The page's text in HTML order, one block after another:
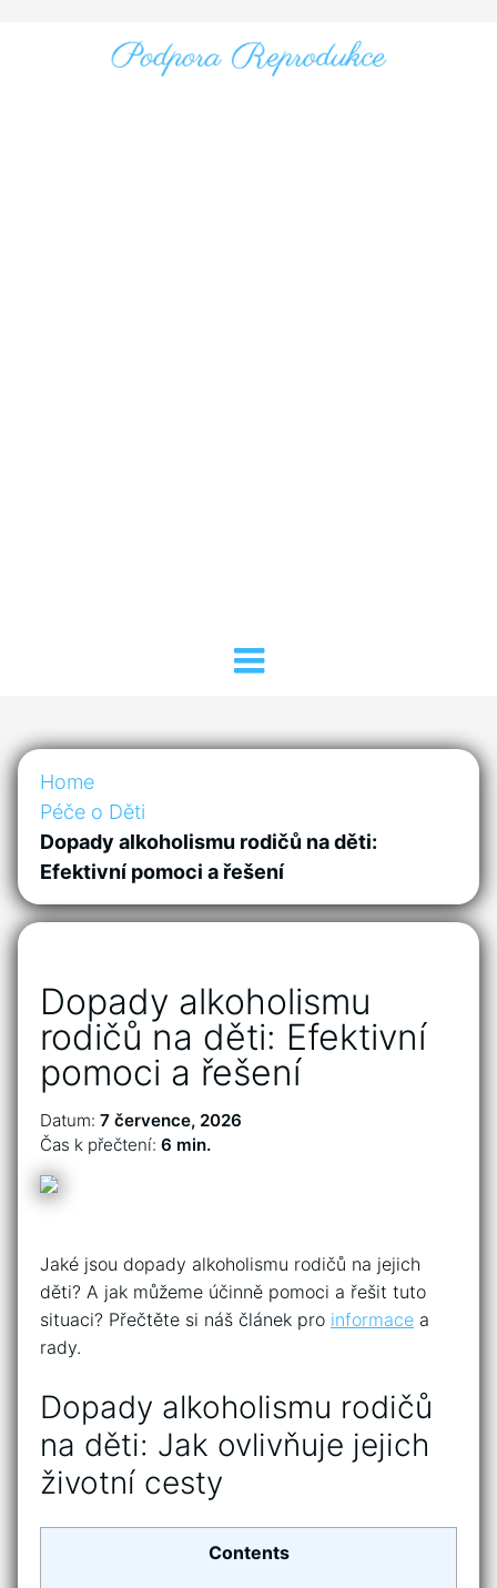
Home
Péče o Děti
Dopady alkoholismu rodičů na děti:
Efektivní pomoci a řešení
Dopady alkoholismu
rodičů na děti: Efektivní
pomoci a řešení
Datum: 7 července, 2026
Čas k přečtení: 6 min.
Jaké jsou dopady alkoholismu rodičů na jejich
děti? A jak můžeme účinně pomoci a řešit ​tuto
situaci? Přečtěte si náš článek pro informace a
rady.
Dopady ⁣alkoholismu rodičů
‌na ‍děti: Jak ovlivňuje jejich
životní cesty
Contents